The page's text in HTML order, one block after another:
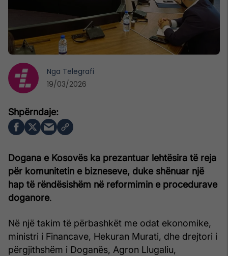
Dogana e Kosovës ka prezantuar lehtësira të reja
për komunitetin e bizneseve, duke shënuar një
hap të rëndësishëm në reformimin e procedurave
doganore.
Në një takim të përbashkët me odat ekonomike,
ministri i Financave, Hekuran Murati, dhe drejtori i
përgjithshëm i Doganës, Agron Llugaliu,
Nga Telegrafi
19/03/2026